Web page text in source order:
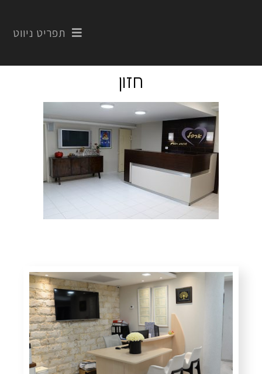
תפריט ניווט
חזון